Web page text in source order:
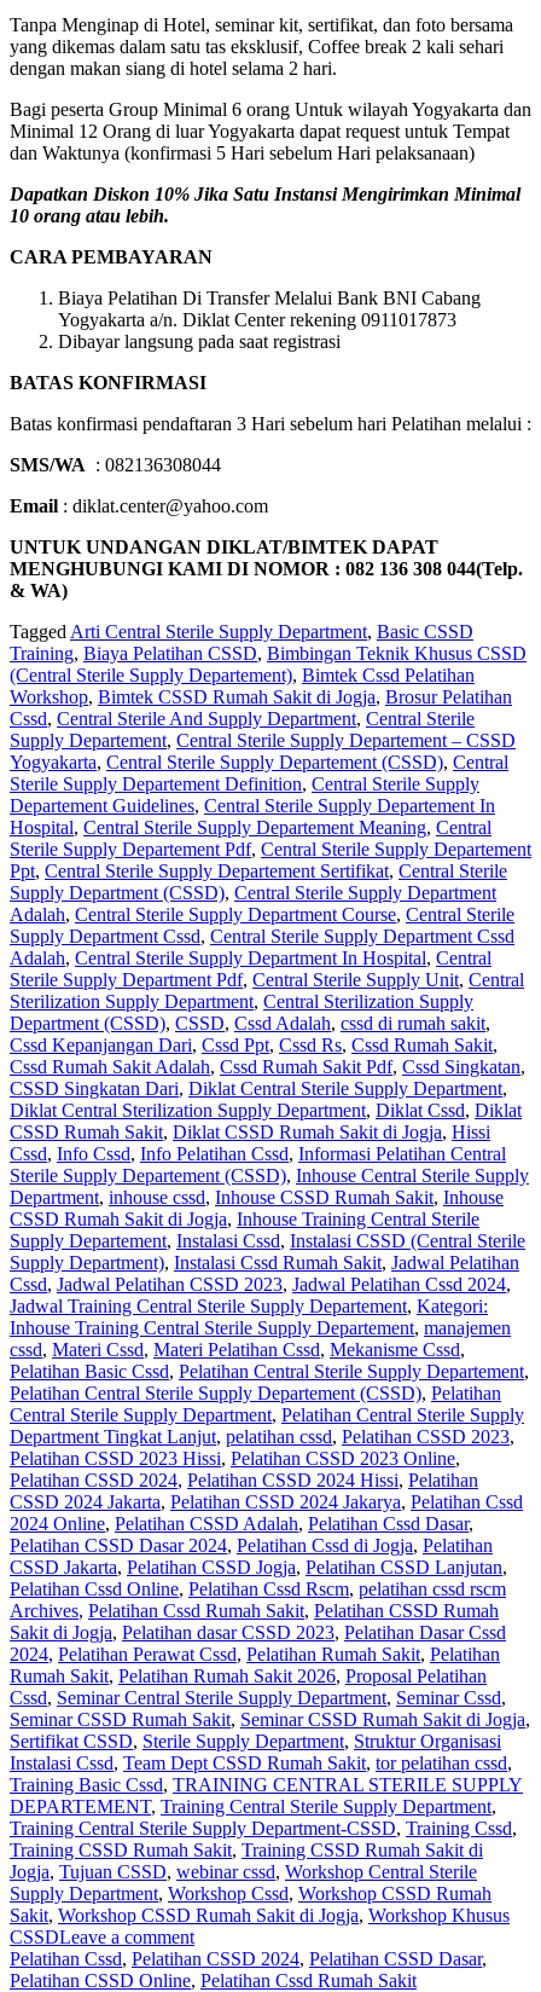
Tanpa Menginap di Hotel, seminar kit, sertifikat, dan foto bersama
yang dikemas dalam satu tas eksklusif, Coffee break 2 kali sehari
dengan makan siang di hotel selama 2 hari.
Bagi peserta Group Minimal 6 orang Untuk wilayah Yogyakarta dan
Minimal 12 Orang di luar Yogyakarta dapat request untuk Tempat
dan Waktunya (konfirmasi 5 Hari sebelum Hari pelaksanaan)
Dapatkan Diskon 10% Jika Satu Instansi Mengirimkan Minimal
10 orang atau lebih.
CARA PEMBAYARAN
Biaya Pelatihan Di Transfer Melalui Bank BNI Cabang
Yogyakarta a/n. Diklat Center rekening 0911017873
Dibayar langsung pada saat registrasi
BATAS KONFIRMASI
Batas konfirmasi pendaftaran 3 Hari sebelum hari Pelatihan melalui :
SMS/WA : 082136308044
Email : diklat.center@yahoo.com
UNTUK UNDANGAN DIKLAT/BIMTEK DAPAT
MENGHUBUNGI KAMI DI NOMOR : 082 136 308 044(Telp.
& WA)
Tagged Arti Central Sterile Supply Department, Basic CSSD
Training, Biaya Pelatihan CSSD, Bimbingan Teknik Khusus CSSD
(Central Sterile Supply Departement), Bimtek Cssd Pelatihan
Workshop, Bimtek CSSD Rumah Sakit di Jogja, Brosur Pelatihan
Cssd, Central Sterile And Supply Department, Central Sterile
Supply Departement, Central Sterile Supply Departement – CSSD
Yogyakarta, Central Sterile Supply Departement (CSSD), Central
Sterile Supply Departement Definition, Central Sterile Supply
Departement Guidelines, Central Sterile Supply Departement In
Hospital, Central Sterile Supply Departement Meaning, Central
Sterile Supply Departement Pdf, Central Sterile Supply Departement
Ppt, Central Sterile Supply Departement Sertifikat, Central Sterile
Supply Department (CSSD), Central Sterile Supply Department
Adalah, Central Sterile Supply Department Course, Central Sterile
Supply Department Cssd, Central Sterile Supply Department Cssd
Adalah, Central Sterile Supply Department In Hospital, Central
Sterile Supply Department Pdf, Central Sterile Supply Unit, Central
Sterilization Supply Department, Central Sterilization Supply
Department (CSSD), CSSD, Cssd Adalah, cssd di rumah sakit,
Cssd Kepanjangan Dari, Cssd Ppt, Cssd Rs, Cssd Rumah Sakit,
Cssd Rumah Sakit Adalah, Cssd Rumah Sakit Pdf, Cssd Singkatan,
CSSD Singkatan Dari, Diklat Central Sterile Supply Department,
Diklat Central Sterilization Supply Department, Diklat Cssd, Diklat
CSSD Rumah Sakit, Diklat CSSD Rumah Sakit di Jogja, Hissi
Cssd, Info Cssd, Info Pelatihan Cssd, Informasi Pelatihan Central
Sterile Supply Departement (CSSD), Inhouse Central Sterile Supply
Department, inhouse cssd, Inhouse CSSD Rumah Sakit, Inhouse
CSSD Rumah Sakit di Jogja, Inhouse Training Central Sterile
Supply Departement, Instalasi Cssd, Instalasi CSSD (Central Sterile
Supply Department), Instalasi Cssd Rumah Sakit, Jadwal Pelatihan
Cssd, Jadwal Pelatihan CSSD 2023, Jadwal Pelatihan Cssd 2024,
Jadwal Training Central Sterile Supply Departement, Kategori:
Inhouse Training Central Sterile Supply Departement, manajemen
cssd, Materi Cssd, Materi Pelatihan Cssd, Mekanisme Cssd,
Pelatihan Basic Cssd, Pelatihan Central Sterile Supply Departement,
Pelatihan Central Sterile Supply Departement (CSSD), Pelatihan
Central Sterile Supply Department, Pelatihan Central Sterile Supply
Department Tingkat Lanjut, pelatihan cssd, Pelatihan CSSD 2023,
Pelatihan CSSD 2023 Hissi, Pelatihan CSSD 2023 Online,
Pelatihan CSSD 2024, Pelatihan CSSD 2024 Hissi, Pelatihan
CSSD 2024 Jakarta, Pelatihan CSSD 2024 Jakarya, Pelatihan Cssd
2024 Online, Pelatihan CSSD Adalah, Pelatihan Cssd Dasar,
Pelatihan CSSD Dasar 2024, Pelatihan Cssd di Jogja, Pelatihan
CSSD Jakarta, Pelatihan CSSD Jogja, Pelatihan CSSD Lanjutan,
Pelatihan Cssd Online, Pelatihan Cssd Rscm, pelatihan cssd rscm
Archives, Pelatihan Cssd Rumah Sakit, Pelatihan CSSD Rumah
Sakit di Jogja, Pelatihan dasar CSSD 2023, Pelatihan Dasar Cssd
2024, Pelatihan Perawat Cssd, Pelatihan Rumah Sakit, Pelatihan
Rumah Sakit‎, Pelatihan Rumah Sakit 2026, Proposal Pelatihan
Cssd, Seminar Central Sterile Supply Department, Seminar Cssd,
Seminar CSSD Rumah Sakit, Seminar CSSD Rumah Sakit di Jogja,
Sertifikat CSSD, Sterile Supply Department, Struktur Organisasi
Instalasi Cssd, Team Dept CSSD Rumah Sakit, tor pelatihan cssd,
Training Basic Cssd, TRAINING CENTRAL STERILE SUPPLY
DEPARTEMENT, Training Central Sterile Supply Department,
Training Central Sterile Supply Department-CSSD, Training Cssd,
Training CSSD Rumah Sakit, Training CSSD Rumah Sakit di
Jogja, Tujuan CSSD, webinar cssd, Workshop Central Sterile
Supply Department, Workshop Cssd, Workshop CSSD Rumah
Sakit, Workshop CSSD Rumah Sakit di Jogja, Workshop Khusus
CSSDLeave a comment
Pelatihan Cssd, Pelatihan CSSD 2024, Pelatihan CSSD Dasar,
Pelatihan CSSD Online, Pelatihan Cssd Rumah Sakit